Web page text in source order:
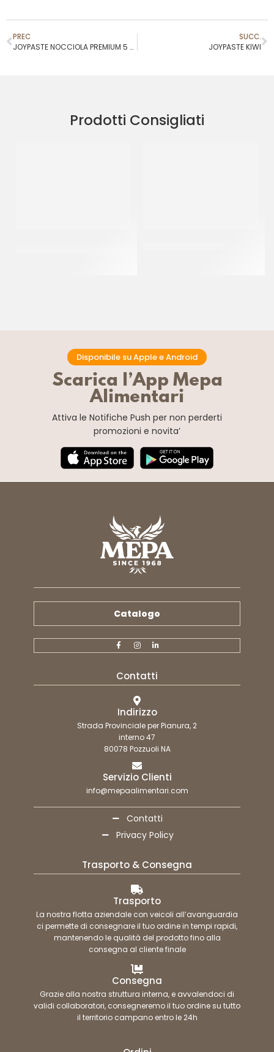
PREC
JOYPASTE NOCCIOLA PREMIUM 5 KG
SUCC.
JOYPASTE KIWI
Prodotti Consigliati
Disponibile su Apple e Android
Scarica l’App Mepa
Alimentari
Attiva le Notifiche Push per non perderti
promozioni e novita’
Catalogo
Contatti
Indirizzo
Strada Provinciale per Pianura, 2
interno 47
80078 Pozzuoli NA
Servizio Clienti
info@mepaalimentari.com
Contatti
Privacy Policy
Trasporto & Consegna
Trasporto
La nostra flotta aziendale con veicoli all’avanguardia
ci permette di consegnare il tuo ordine in tempi rapidi,
mantenendo le qualità del prodotto fino alla
consegna al cliente finale
Consegna
Grazie alla nostra struttura interna, e avvalendoci di
validi collaboratori, consegneremo il tuo ordine su tutto
il territorio campano entro le 24h